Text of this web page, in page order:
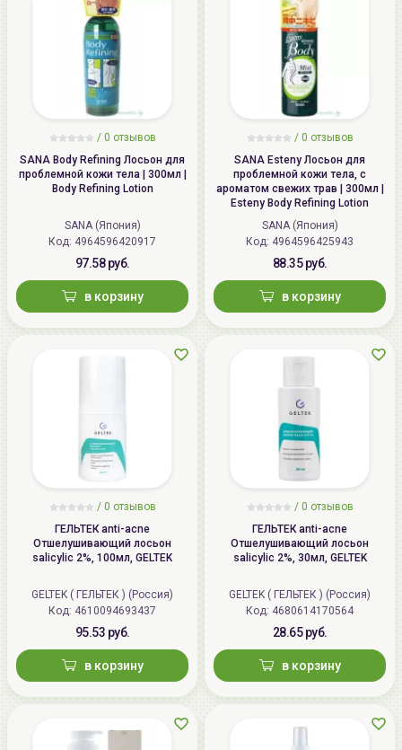
/ 0 отзывов
SANA Body Refining Лосьон для
проблемной кожи тела | 300мл |
Body Refining Lotion
SANA (Япония)
Код: 4964596420917
97.58 руб.
в корзину
/ 0 отзывов
SANA Esteny Лосьон для
проблемной кожи тела, с
ароматом свежих трав | 300мл |
Esteny Body Refining Lotion
SANA (Япония)
Код: 4964596425943
88.35 руб.
в корзину
/ 0 отзывов
ГЕЛЬТЕК anti-acne
Отшелушивающий лосьон
salicylic 2%, 100мл, GELTEK
GELTEK ( ГЕЛЬТЕК ) (Россия)
Код: 4610094693437
95.53 руб.
в корзину
/ 0 отзывов
ГЕЛЬТЕК anti-acne
Отшелушивающий лосьон
salicylic 2%, 30мл, GELTEK
GELTEK ( ГЕЛЬТЕК ) (Россия)
Код: 4680614170564
28.65 руб.
в корзину